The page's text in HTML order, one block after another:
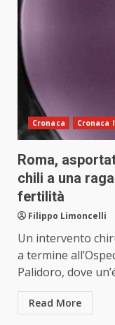
Cronaca Cronaca
Roma,
chili a una
fertilità
Filippo Limoncelli
Un intervento
a termine
Palidoro, dove
Read More